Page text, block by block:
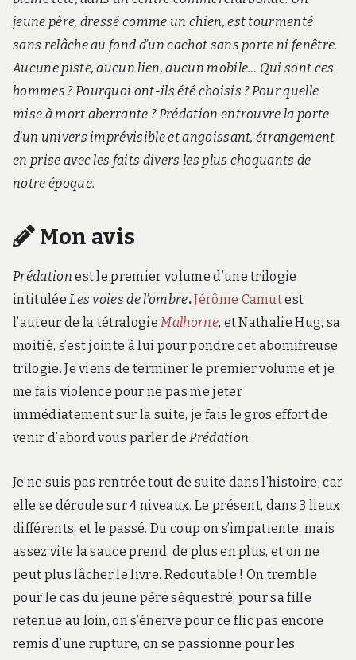
jeune père, dressé comme un chien, est tourmenté
sans relâche au fond d’un cachot sans porte ni fenêtre.
Aucune piste, aucun lien, aucun mobile… Qui sont ces
hommes ? Pourquoi ont-ils été choisis ? Pour quelle
mise à mort aberrante ? Prédation entrouvre la porte
d’un univers imprévisible et angoissant, étrangement
en prise avec les faits divers les plus choquants de
notre époque.
Mon avis
Prédation est le premier volume d’une trilogie
intituléeLes voies de l’ombre.Jérôme Camutest
l’auteur de la tétralogieMalhorne, et Nathalie Hug, sa
moitié, s’est jointe à lui pour pondre cet abomifreuse
trilogie. Je viens de terminer le premier volume et je
me fais violence pour ne pas me jeter
immédiatement sur la suite, je fais le gros effort de
venir d’abord vous parler dePrédation.
Je ne suis pas rentrée tout de suite dans l’histoire, car
elle se déroule sur 4 niveaux. Le présent, dans 3 lieux
différents, et le passé. Du coup on s’impatiente, mais
assez vite la sauce prend, de plus en plus, et on ne
peut plus lâcher le livre. Redoutable ! On tremble
pour le cas du jeune père séquestré, pour sa fille
retenue au loin, on s’énerve pour ce flic pas encore
remis d’une rupture, on se passionne pour les